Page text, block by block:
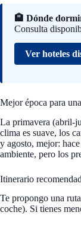
🏨 Dónde
Consulta
Ver hoteles
Mejor época para
La primavera (abril-
clima es suave, los
y agosto, mejor:
ambiente, pero los
Itinerario
Te propongo una
coche). Si tienes